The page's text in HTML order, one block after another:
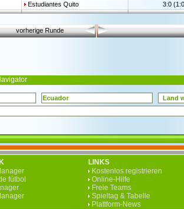
Estudiantes Quito 3:0
vorherige Runde
Ecuador
Land
fútbol
LINKS
Kostenlos registrieren
Online-Hilfe
Freie Teams
Spieltag & Tabelle
Plattform-News